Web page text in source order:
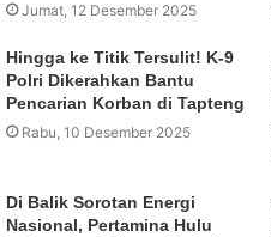
Jumat, 12 Desember 2025
Hingga ke Titik Tersulit! K-9
Polri Dikerahkan Bantu
Pencarian Korban di Tapteng
Rabu, 10 Desember 2025
Di Balik Sorotan Energi
Nasional, Pertamina Hulu